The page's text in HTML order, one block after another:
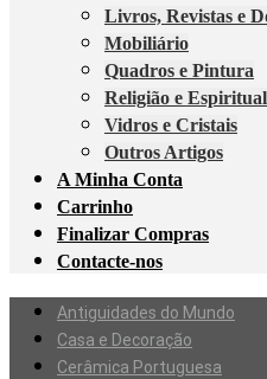
Livros, Revistas e
Mobiliário
Quadros e Pintura
Religião e
Vidros e Cristais
Outros Artigos
A Minha Conta
Carrinho
Finalizar Compras
Contacte-nos
Antiguidades do Mundo
Casa e Decoração
Cerâmica Portuguesa